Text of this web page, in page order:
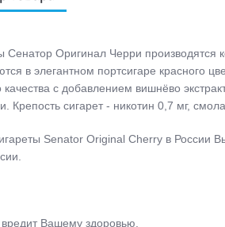
Сенатор Оригинал Черри производятся
в элегантном портсигаре красного
качества с добавлением вишнёво
Крепость сигарет - никотин 0,7 мг,
Senator Original Cherry в России
Вашему здоровью.